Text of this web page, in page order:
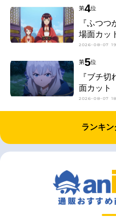
第4位
『ふつ
場面カッ
2026-08-07
第5位
『ブチ
面カット
2026-08-07
ランキン